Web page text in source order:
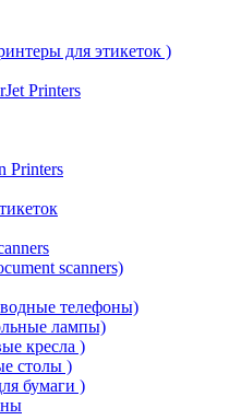
для этикеток )
Printers
Printers
scanners)
телефоны)
лампы)
кресла )
столы )
бумаги )